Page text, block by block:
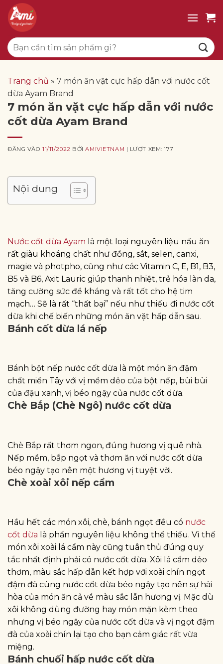
qua
dung
Tìm
kiếm:
Trang chủ » 7 món ăn vặt cực hấp dẫn với nước cốt
dừa Ayam Brand
7 món ăn vặt cực hấp dẫn với nước
cốt dừa Ayam Brand
ĐĂNG VÀO11/11/2022 BỞIAMIVIETNAM | LƯỢT XEM: 177
Nội dung
Nước cốt dừa Ayam là một loại nguyên liệu nấu ăn
rất giàu khoáng chất như đồng, sắt, selen, canxi,
magie và photpho, cũng như các Vitamin C, E, B1, B3,
B5 và B6, Axit Lauric giúp thanh nhiệt, trẻ hóa làn da,
tăng cường sức đề kháng và rất tốt cho hệ tim
mạch… Sẽ là rất “thất bại” nếu như thiếu đi nước cốt
dừa khi chế biến những món ăn vặt hấp dẫn sau.
Bánh cốt dừa lá nếp
Bánh bột nếp nước cốt dừa là một món ăn đậm
chất miền Tây với vị mềm dẻo của bột nếp, bùi bùi
của đậu xanh, vị béo ngậy của nước cốt dừa.
Chè Bắp (Chè Ngô) nước cốt dừa
Chè Bắp rất thơm ngon, đúng hương vị quê nhà.
Nếp mềm, bắp ngọt và thơm ăn với nước cốt dừa
béo ngậy tạo nên một hương vị tuyệt vời.
Chè xoài xôi nếp cẩm
Hầu hết các món xôi, chè, bánh ngọt đều có nước
cốt dừa là phần nguyên liệu không thể thiếu. Vì thế
món xôi xoài lá cẩm này cũng tuân thủ đúng quy
tắc nhất định phải có nước cốt dừa. Xôi lá cẩm dẻo
thơm, màu sắc hấp dẫn kết hợp với xoài chín ngọt
đậm đà cùng nước cốt dừa béo ngậy tạo nên sự hài
hòa của món ăn cả về màu sắc lẫn hương vị. Mặc dù
xôi không dùng đường hay món mặn kèm theo
nhưng vị béo ngậy của nước cốt dừa và vị ngọt đậm
đà của xoài chín lại tạo cho bạn cảm giác rất vừa
miệng.
Bánh chuối hấp nước cốt dừa